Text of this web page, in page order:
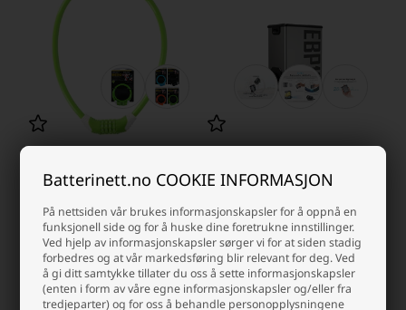
Batterinett.no COOKIE INFORMASJON
På nettsiden vår brukes informasjonskapsler for å oppnå en
funksjonell side og for å huske dine foretrukne innstillinger.
Ved hjelp av informasjonskapsler sørger vi for at siden stadig
forbedres og at vår markedsføring blir relevant for deg. Ved
å gi ditt samtykke tillater du oss å sette informasjonskapsler
(enten i form av våre egne informasjonskapsler og/eller fra
tredjeparter) og for oss å behandle personopplysningene
38,75 NOK
På lager
Vi sender pakken dinmandag
+
Sykkelpumpe 144 PSI / 9,93 Bar
1.152,50 NOK
På lager
- Vi sender pakken dinmandag
- +